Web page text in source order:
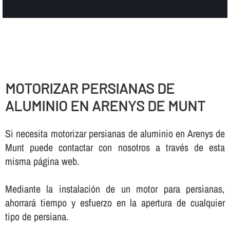
MOTORIZAR PERSIANAS DE
ALUMINIO EN ARENYS DE MUNT
Si necesita motorizar persianas de aluminio en Arenys de
Munt puede contactar con nosotros a través de esta
misma página web.
Mediante la instalación de un motor para persianas,
ahorrará tiempo y esfuerzo en la apertura de cualquier
tipo de persiana.